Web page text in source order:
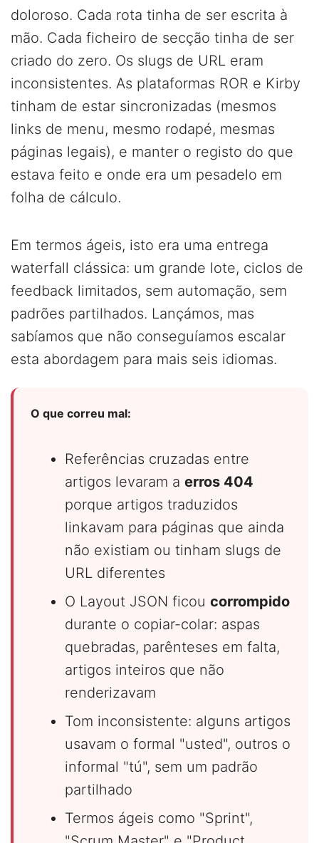
doloroso. Cada rota tinha de ser escrita à
mão. Cada ficheiro de secção tinha de ser
criado do zero. Os slugs de URL eram
inconsistentes. As plataformas ROR e Kirby
tinham de estar sincronizadas (mesmos
links de menu, mesmo rodapé, mesmas
páginas legais), e manter o registo do que
estava feito e onde era um pesadelo em
folha de cálculo.
Em termos ágeis, isto era uma entrega
waterfall clássica: um grande lote, ciclos de
feedback limitados, sem automação, sem
padrões partilhados. Lançámos, mas
sabíamos que não conseguíamos escalar
esta abordagem para mais seis idiomas.
O que correu mal:
Referências cruzadas entre
artigos levaram a erros 404
porque artigos traduzidos
linkavam para páginas que ainda
não existiam ou tinham slugs de
URL diferentes
O Layout JSON ficou corrompido
durante o copiar-colar: aspas
quebradas, parênteses em falta,
artigos inteiros que não
renderizavam
Tom inconsistente: alguns artigos
usavam o formal "usted", outros o
informal "tú", sem um padrão
partilhado
Termos ágeis como "Sprint",